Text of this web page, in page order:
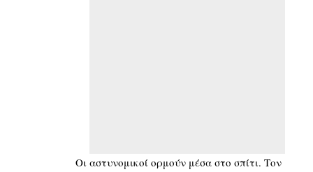
Οι αστυνομικοί ορμούν μέσα στο σπίτι. Τον